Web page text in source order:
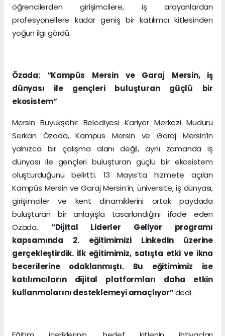
öğrencilerden girişimcilere, iş arayanlardan
profesyonellere kadar geniş bir katılımcı kitlesinden
yoğun ilgi gördü.
Özada: “Kampüs Mersin ve Garaj Mersin, iş
dünyası ile gençleri buluşturan güçlü bir
ekosistem”
Mersin Büyükşehir Belediyesi Kariyer Merkezi Müdürü
Serkan Özada, Kampüs Mersin ve Garaj Mersin’in
yalnızca bir çalışma alanı değil, aynı zamanda iş
dünyası ile gençleri buluşturan güçlü bir ekosistem
oluşturduğunu belirtti. 13 Mayıs’ta hizmete açılan
Kampüs Mersin ve Garaj Mersin’in; üniversite, iş dünyası,
girişimciler ve kent dinamiklerini ortak paydada
buluşturan bir anlayışla tasarlandığını ifade eden
Özada, “Dijital Liderler Geliyor programı
kapsamında 2. eğitimimizi LinkedIn üzerine
gerçekleştirdik. İlk eğitimimiz, satışta etki ve ikna
becerilerine odaklanmıştı. Bu eğitimimiz ise
katılımcıların dijital platformları daha etkin
kullanmalarını desteklemeyi amaçlıyor”dedi.